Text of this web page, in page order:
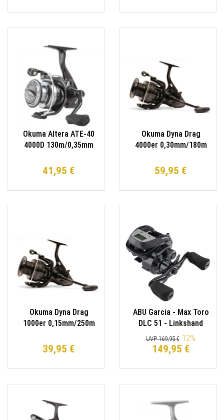
Okuma Altera ATE-40
4000D 130m/0,35mm
41,95 €
Okuma Dyna Drag
4000er 0,30mm/180m
Freilaufrolle
59,95 €
Okuma Dyna Drag
1000er 0,15mm/250m
Freilaufrolle
39,95 €
ABU Garcia - Max Toro
DLC 51 - Linkshand
Multirolle mit Counter
UVP 169,95 € 12%
149,95 €